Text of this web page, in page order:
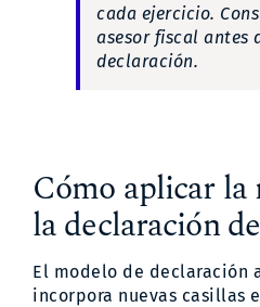
cada ejercicio.
asesor fiscal antes
declaración.
Cómo aplicar la
la declaración
El modelo de declaración
incorpora nuevas casillas